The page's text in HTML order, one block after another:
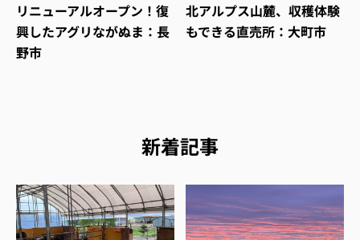
リニューアルオープン！復
興したアグリながぬま：長
野市
北アルプス山麓、収穫体験
もできる直売所：大町市
新着記事